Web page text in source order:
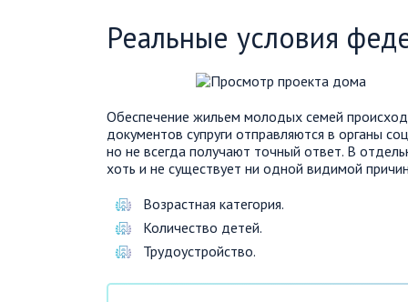
Реальные условия
Обеспечение жильем молодых семей
документов супруги отправляются в органы
но не всегда получают точный ответ. В
хоть и не существует ни одной видимой
Возрастная категория.
Количество детей.
Трудоустройство.